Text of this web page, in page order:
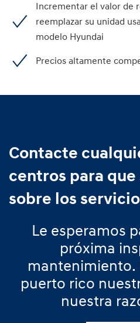
Incrementar el valor de
reemplazar su unidad
modelo Hyundai
Precios altamente
Contacte
centros para
sobre los
Le esperamos
próxima
mantenimiento.
puerto rico
nuestra